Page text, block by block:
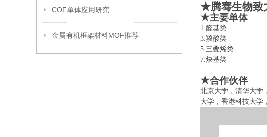
COF单体应用研究
金属有机框架材料MOF推荐
★腾骞生物致
★主要单体
1.醛基类
3.羧酸类
5.三叠烯类
7.炔基类 8.
★合作伙伴
北京大学，清华大学
大学，香港科技大学